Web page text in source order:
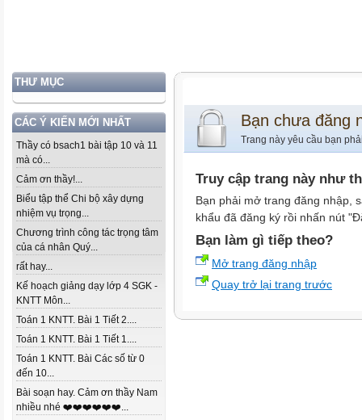
THƯ MỤC
CÁC Ý KIẾN MỚI NHẤT
Thầy có bsach1 bài tập 10 và 11
mà có...
Cảm ơn thầy!...
Biểu tập thể Chi bộ xây dựng
nhiệm vụ trọng...
Chương trình công tác trọng tâm
của cá nhân Quý...
rất hay...
Kế hoạch giảng dạy lớp 4 SGK -
KNTT Môn...
Toán 1 KNTT. Bài 1 Tiết 2....
Toán 1 KNTT. Bài 1 Tiết 1....
Toán 1 KNTT. Bài Các số từ 0
đến 10...
Bài soạn hay. Cảm ơn thầy Nam
nhiều nhé ❤️❤️❤️❤️❤️❤️...
Bạn chưa đăng
Trang này yêu cầu bạn
Truy cập trang này như
Bạn phải mở trang đăng nhập,
khẩu đã đăng ký rồi nhấn nút
Bạn làm gì tiếp theo?
Mở trang đăng nhập
Quay trở lại trang trước